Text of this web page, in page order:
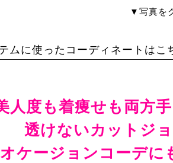
▼写真を
ムに使ったコーディネートはこ
人度も着痩せも両方
透けないカットジ
オケージョンコーデに